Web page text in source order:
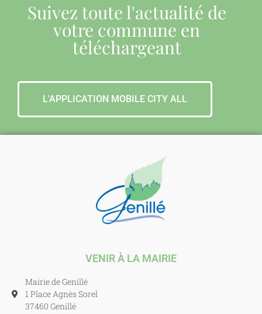
Suivez toute l'actualité de
votre commune en
téléchargeant
L'APPLICATION MOBILE CITY ALL
VENIR À LA MAIRIE
Mairie de Genillé
1 Place Agnès Sorel
37460 Genillé